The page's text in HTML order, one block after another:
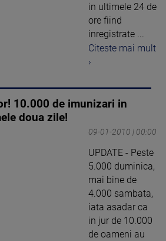
in ultimele 24 de
ore fiind
inregistrate ...
Citeste mai mult
›
10.000 de imunizari in
doua zile!
09-01-2010 | 00:00
UPDATE - Peste
5.000 duminica,
mai bine de
4.000 sambata,
iata asadar ca
in jur de 10.000
de oameni au